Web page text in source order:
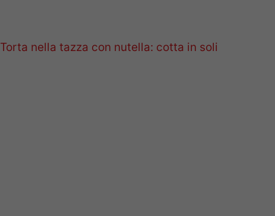
Torta nella tazza con nutella: cotta in soli